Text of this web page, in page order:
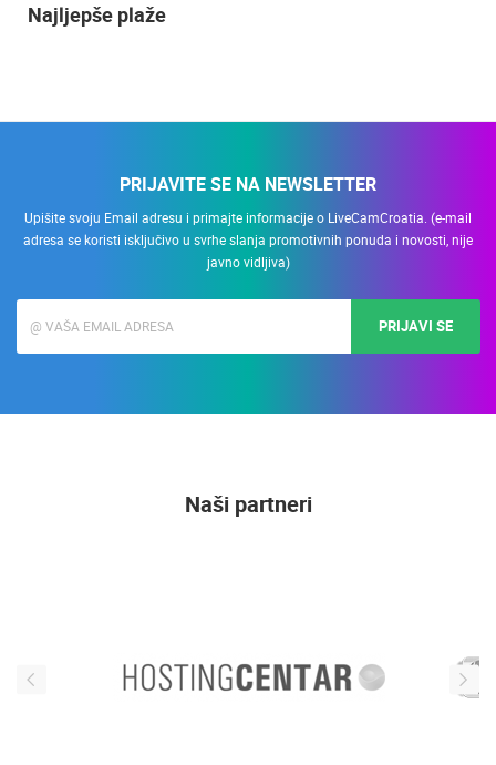
Najljepše plaže
PRIJAVITE SE NA NEWSLETTER
Upišite svoju Email adresu i primajte informacije o LiveCamCroatia. (e-mail
adresa se koristi isključivo u svrhe slanja promotivnih ponuda i novosti, nije
javno vidljiva)
PRIJAVI SE
Naši partneri